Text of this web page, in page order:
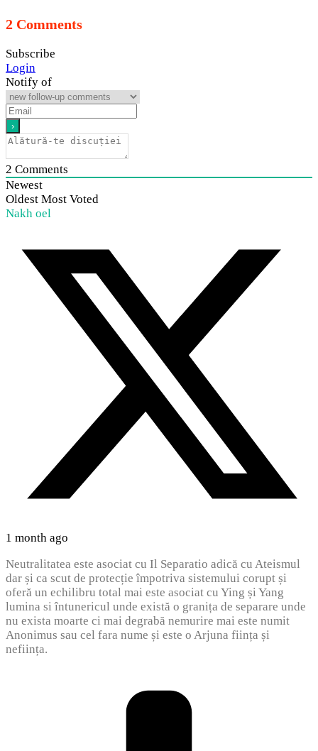
2 Comments
Subscribe
Login
Notify of
2 Comments
Newest
Oldest Most Voted
Nakh oel
1 month ago
Neutralitatea este asociat cu Il Separatio adică cu Ateismul
dar și ca scut de protecție împotriva sistemului corupt și
oferă un echilibru total mai este asociat cu Ying și Yang
lumina si întunericul unde există o granița de separare unde
nu exista moarte ci mai degrabă nemurire mai este numit
Anonimus sau cel fara nume și este o Arjuna ființa și
neființa.